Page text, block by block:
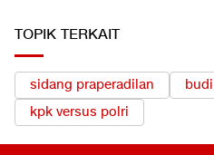
TOPIK TERKAIT
sidang praperadilan
kpk versus polri